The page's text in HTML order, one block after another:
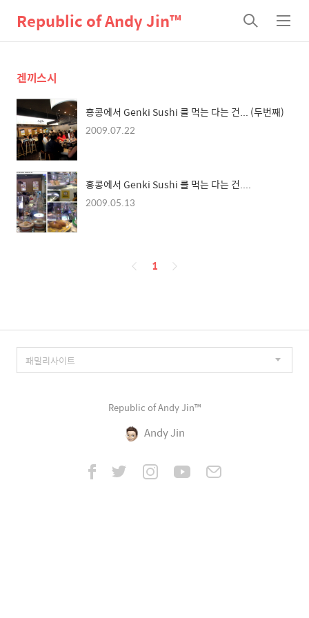
Republic of Andy Jin™
검
색
메
뉴
겐끼스시
홍콩에서 Genki Sushi 를 먹는 다는 건... (두번째)
2009.07.22
홍콩에서 Genki Sushi 를 먹는 다는 건....
2009.05.13
페
1
Republic of Andy Jin™
Andy Jin